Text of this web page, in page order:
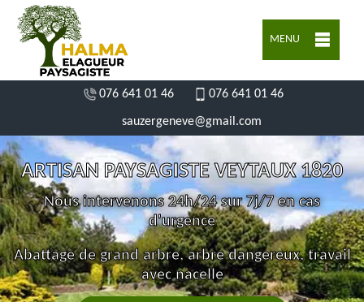
MENU
076 641 01 46 076 641 01 46
sauzergeneve@gmail.com
ARTISAN PAYSAGISTE VEYTAUX 1820
Nous intervenons 24h/24 sur 7j/7 en cas
d'urgence
Abattage de grand arbre, arbre dangereux, travail
avec nacelle